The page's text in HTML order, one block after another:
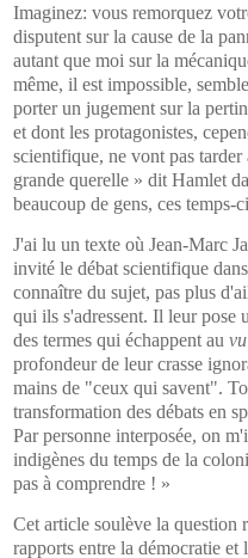
Imaginez: vous remorquez
disputent sur la cause de la
autant que moi sur la
même, il est impossible,
porter un jugement sur la
et dont les protagonistes,
scientifique, ne vont pas
grande querelle » dit Hamlet
beaucoup de gens, ces temps-
J'ai lu un texte où Jean-Marc
invité le débat scientifique
connaître du sujet, pas plus
qui ils s'adressent. Il leur pose
des termes qui échappent au
profondeur de leur crasse
mains de "ceux qui savent".
transformation des débats en
Par personne interposée, on
indigènes du temps de la
pas à comprendre ! »
Cet article soulève la question
rapports entre la démocratie et